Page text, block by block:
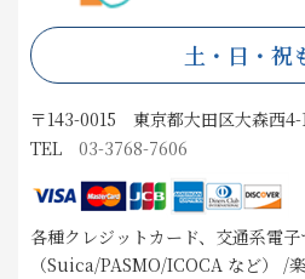
土・日・祝
〒143-0015 東京都大田区大森西4-
TEL 03-3768-7606
各種クレジットカード、交通系電子
（Suica/PASMO/ICOCA など）